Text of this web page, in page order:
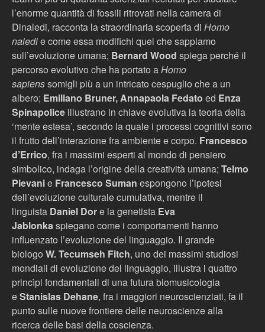
l’enorme quantità di fossili ritrovati nella camera di
Dinaledi, racconta la straordinaria scoperta di Homo
naledie come essa modifichi quel che sappiamo
sull’evoluzione umana; Bernard Wood spiega perché il
percorso evolutivo che ha portato aHomo
sapienssomigli più a un intricato cespuglio che a un
albero; Emiliano Bruner, Annapaola Fedato ed Enza
Spinapolice illustrano in chiave evolutiva la teoria della
‘mente estesa’, secondo la quale i processi cognitivi sono
il frutto dell’interazione fra ambiente e corpo. Francesco
d’Errico, fra i massimi esperti al mondo di pensiero
simbolico, indaga l’origine della creatività umana; Telmo
Pievanie Francesco Suman espongono l’ipotesi
dell’evoluzione culturale cumulativa, mentre il
linguista Daniel Dore la genetista Eva
Jablonkaspiegano come i comportamenti hanno
influenzato l’evoluzione del linguaggio. Il grande
biologo W. Tecumseh Fitch, uno dei massimi studiosi
mondiali di evoluzione del linguaggio, illustra i quattro
princìpi fondamentali di una futura biomusicologia
eStanislas Dehane, fra i maggiori neuroscienziati, fa il
punto sulle nuove frontiere delle neuroscienze alla
ricerca delle basi della coscienza.